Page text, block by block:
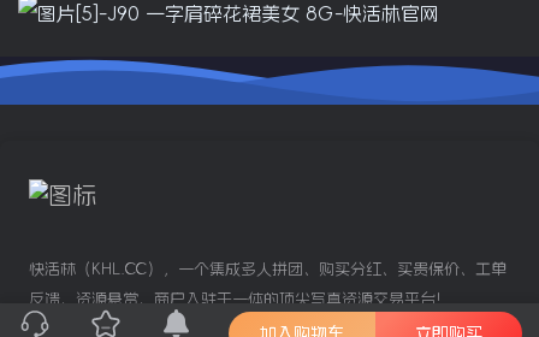
加入购物车 立即购买
快活林（KHL.CC），一个集成多人拼团、购买分红、买贵保价、工单
反馈、资源悬赏、商户入驻于一体的顶尖写真资源交易平台!